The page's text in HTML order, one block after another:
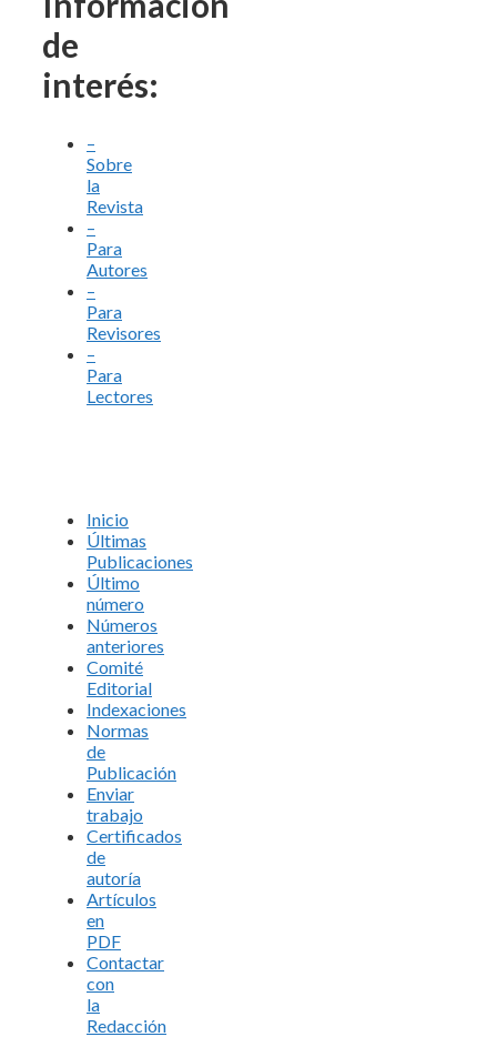
de
interés:
–
Sobre
la
Revista
–
Para
Autores
–
Para
Revisores
–
Para
Lectores
Inicio
Últimas
Publicaciones
Último
número
Números
anteriores
Comité
Editorial
Indexaciones
Normas
de
Publicación
Enviar
trabajo
Certificados
de
autoría
Artículos
en
PDF
Contactar
con
la
Redacción